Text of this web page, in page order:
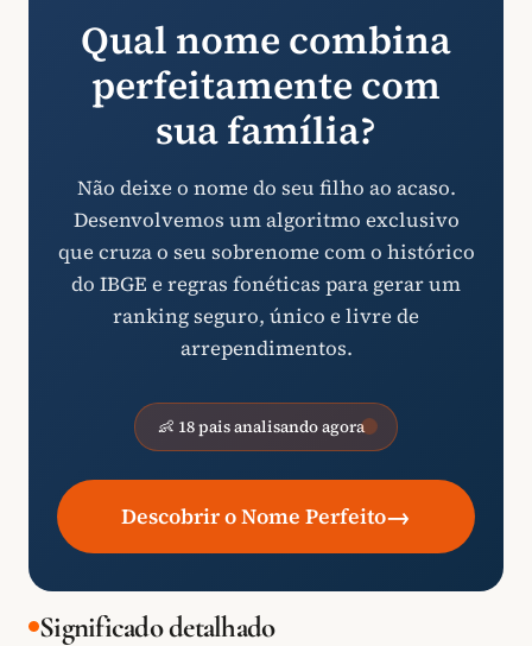
Qual nome combina
perfeitamente com
sua família?
Não deixe o nome do seu filho ao acaso.
Desenvolvemos um algoritmo exclusivo
que cruza o seu sobrenome com o histórico
do IBGE e regras fonéticas para gerar um
ranking seguro, único e livre de
arrependimentos.
👶 18 pais analisando agora
Descobrir o Nome Perfeito→
Significado detalhado